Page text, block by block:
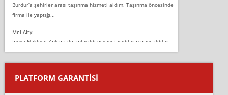
Burdur’a şehirler arası taşınma hizmeti aldım. Taşınma öncesinde
firma ile yaptığı...
Mel Alty:
İnova Nakliyat Ankara ile anlaşıldı eşyayı taşıdılar parayı aldılar.
Salon duvarına bir baktım birisi boydan alüminyum renkli bantı
yapıştırm...
Murat:
PLATFORM GARANTİSİ